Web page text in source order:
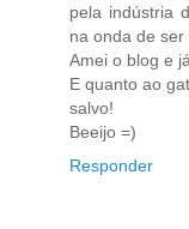
pela indústria
na onda de
Amei o blog e
E quanto ao
salvo!
Beeijo =)
Responder